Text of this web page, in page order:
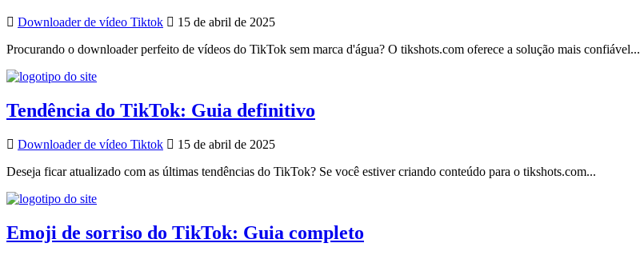
Downloader de vídeo Tiktok
15 de abril de 2025
Procurando o downloader perfeito de vídeos do TikTok sem marca d'água? O tikshots.com oferece a solução mais confiável...
Tendência do TikTok: Guia definitivo
Downloader de vídeo Tiktok
15 de abril de 2025
Deseja ficar atualizado com as últimas tendências do TikTok? Se você estiver criando conteúdo para o tikshots.com...
Emoji de sorriso do TikTok: Guia completo